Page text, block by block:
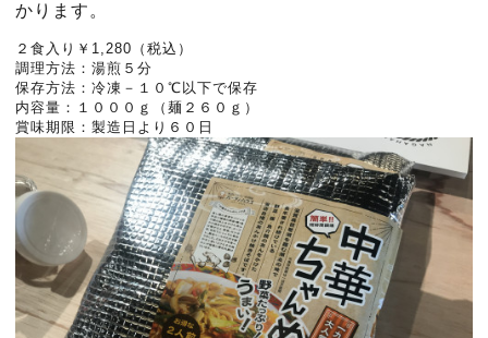
かります。
２食入り￥1,280（税込）
調理方法：湯煎５分
保存方法：冷凍－１０℃以下で保存
内容量：１０００ｇ（麺２６０ｇ）
賞味期限：製造日より６０日